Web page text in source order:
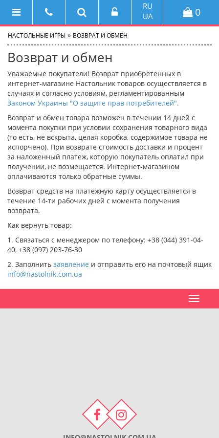
RU
UA
0
НАСТОЛЬНЫЕ ИГРЫ » ВОЗВРАТ И ОБМЕН
Возврат и обмен
Уважаемые покупатели! Возврат приобретенных в
интернет-магазине Настольник товаров осуществляется в
случаях и согласно условиям, регламентированным
Законом Украины "О защите прав потребителей".
Возврат и обмен товара возможен в течении 14 дней с
момента покупки при условии сохранения товарного вида
(то есть, не вскрыта, целая коробка, содержимое товара не
испорчено). При возврате стоимость доставки и процент
за наложенный платеж, которую покупатель оплатил при
получении, не возмещается. Интернет-магазином
оплачиваются только обратные суммы.
Возврат средств на платежную карту осуществляется в
течение 14-ти рабочих дней с момента получения
возврата.
Как вернуть товар:
1. Связаться с менеджером по телефону: +38 (044) 391-04-
40, +38 (097) 203-76-30
2. Заполнить заявление и отправить его на почтовый ящик
info@nastolnik.com.ua
Toggle